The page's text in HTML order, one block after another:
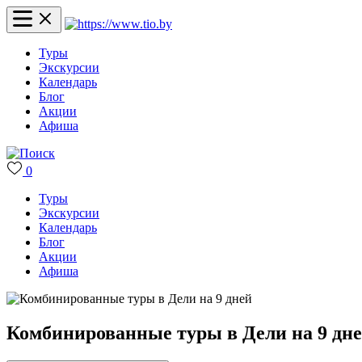
Туры
Экскурсии
Календарь
Блог
Акции
Афиша
0
Туры
Экскурсии
Календарь
Блог
Акции
Афиша
Комбинированные туры в Дели на 9